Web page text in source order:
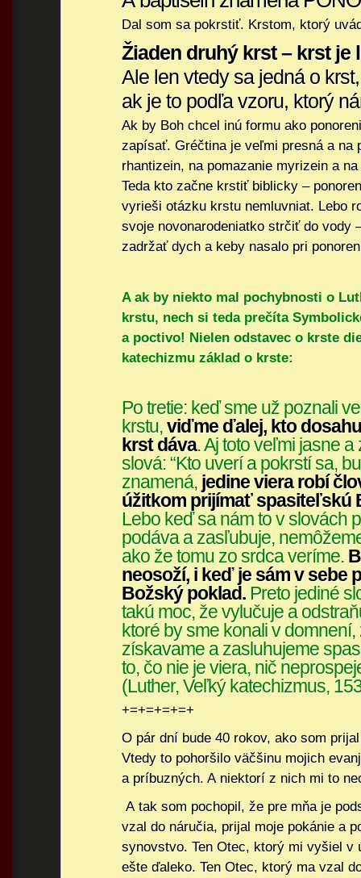
Dal som sa pokrstiť. Krstom, ktorý
Žiaden druhý krst – krst je
Ale len vtedy sa jedná o krst,
ak je to podľa vzoru, ktorý
Ak by Boh chcel inú formu ako
zapísať. Gréčtina je veľmi presná a na
rhantizein, na pomazanie myrizein a
Teda kto začne krstiť biblicky –
vyrieši otázku krstu nemluvniat. Lebo
svoje novonarodeniatko strčiť do vody
zadržať dych a keby nasalo pri
A ak by niekto mal pochybnosti o
krstu, nech si teda prečíta
a poctivo! Nielen odstavec o krste
katechizmu základ o krste:
Po tretie: keď sme už poznali
krstu,viďme ďalej, kto
krst dáva. Aj toto veľmi jasne
slová: “Kto uverí a pokrstí sa,
znamená, jedine viera robí
úžitkom prijímať spasiteľskú
Lebo keď sa nám to v slovách
podáva a zasľubuje,
ako že tomu zo srdca veríme.
neosoží, i keď je sám v sebe
Božský poklad.Preto jediné
takú moc, že vylučuje a
ktoré by sme konali v domnení,
získavame a zasluhujeme
to, čo nie je viera, nič
(Luther, Veľký katechizmus,
+=+=+=+=+
O pár dní bude 40 rokov, ako som
Vtedy to pohoršilo väčšinu mojich
a príbuzných. A niektorí z nich mi to
A tak som pochopil, že pre mňa je
vzal do náručia, prijal moje pokánie a
synovstvo. Ten Otec, ktorý mi vyšiel v
ešte ďaleko. Ten Otec, ktorý ma vzal